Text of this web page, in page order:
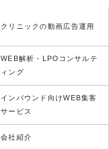
クリニックの動画広告運用
WEB解析・LPOコンサルテ
ィング
インバウンド向けWEB集客
サービス
会社紹介